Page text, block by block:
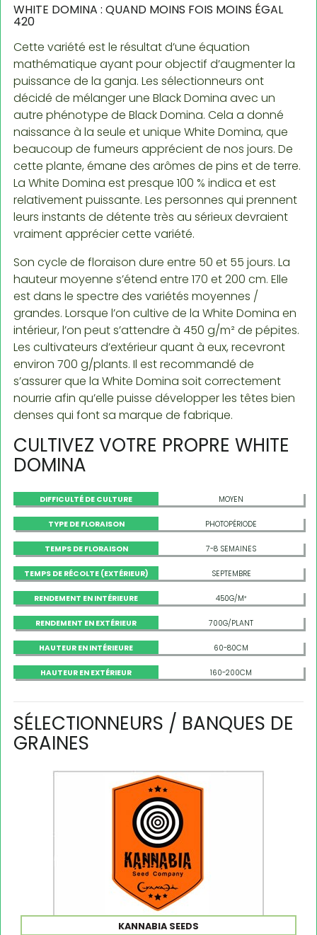
WHITE DOMINA : QUAND MOINS FOIS MOINS ÉGAL
420
Cette variété est le résultat d’une équation
mathématique ayant pour objectif d’augmenter la
puissance de la ganja. Les sélectionneurs ont
décidé de mélanger une Black Domina avec un
autre phénotype de Black Domina. Cela a donné
naissance à la seule et unique White Domina, que
beaucoup de fumeurs apprécient de nos jours. De
cette plante, émane des arômes de pins et de terre.
La White Domina est presque 100 % indica et est
relativement puissante. Les personnes qui prennent
leurs instants de détente très au sérieux devraient
vraiment apprécier cette variété.
Son cycle de floraison dure entre 50 et 55 jours. La
hauteur moyenne s’étend entre 170 et 200 cm. Elle
est dans le spectre des variétés moyennes /
grandes. Lorsque l’on cultive de la White Domina en
intérieur, l’on peut s’attendre à 450 g/m² de pépites.
Les cultivateurs d’extérieur quant à eux, recevront
environ 700 g/plants. Il est recommandé de
s’assurer que la White Domina soit correctement
nourrie afin qu’elle puisse développer les têtes bien
denses qui font sa marque de fabrique.
CULTIVEZ VOTRE PROPRE WHITE
DOMINA
DIFFICULTÉ DE CULTURE MOYEN
TYPE DE FLORAISON PHOTOPÉRIODE
TEMPS DE FLORAISON 7-8 SEMAINES
TEMPS DE RÉCOLTE (EXTÉRIEUR) SEPTEMBRE
RENDEMENT EN INTÉRIEURE 450G/M²
RENDEMENT EN EXTÉRIEUR 700G/PLANT
HAUTEUR EN INTÉRIEURE 60-80CM
HAUTEUR EN EXTÉRIEUR 160-200CM
SÉLECTIONNEURS / BANQUES DE
GRAINES
KANNABIA SEEDS